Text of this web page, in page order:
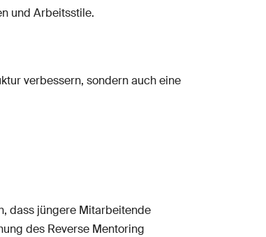
und Arbeitsstile.
verbessern, sondern auch eine
dass jüngere Mitarbeitende
des Reverse Mentoring